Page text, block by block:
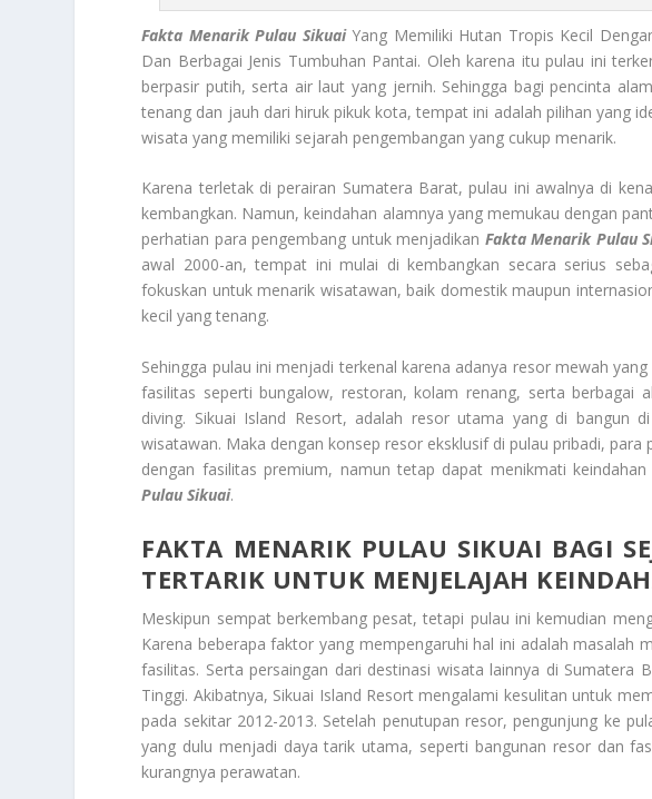
Fakta Menarik Pulau SikuaiYang Memiliki Hutan Tropis Kecil
Dan Berbagai Jenis Tumbuhan Pantai. Oleh karena itu pulau ini
berpasir putih, serta air laut yang jernih. Sehingga bagi pencinta
tenang dan jauh dari hiruk pikuk kota, tempat ini adalah pilihan yang
wisata yang memiliki sejarah pengembangan yang cukup menarik.
Karena terletak di perairan Sumatera Barat, pulau ini awalnya di
kembangkan. Namun, keindahan alamnya yang memukau dengan
perhatian para pengembang untuk menjadikan Fakta Menarik Pulau
awal 2000-an, tempat ini mulai di kembangkan secara serius
fokuskan untuk menarik wisatawan, baik domestik maupun
kecil yang tenang.
Sehingga pulau ini menjadi terkenal karena adanya resor mewah
fasilitas seperti bungalow, restoran, kolam renang, serta berbagai
diving. Sikuai Island Resort, adalah resor utama yang di bangun
wisatawan. Maka dengan konsep resor eksklusif di pulau pribadi,
dengan fasilitas premium, namun tetap dapat menikmati
Pulau Sikuai.
FAKTA MENARIK PULAU SIKUAI BAGI
TERTARIK UNTUK MENJELAJAH
Meskipun sempat berkembang pesat, tetapi pulau ini kemudian
Karena beberapa faktor yang mempengaruhi hal ini adalah masalah
fasilitas. Serta persaingan dari destinasi wisata lainnya di Sumatera
Tinggi. Akibatnya, Sikuai Island Resort mengalami kesulitan untuk
pada sekitar 2012-2013. Setelah penutupan resor, pengunjung ke
yang dulu menjadi daya tarik utama, seperti bangunan resor dan
kurangnya perawatan.